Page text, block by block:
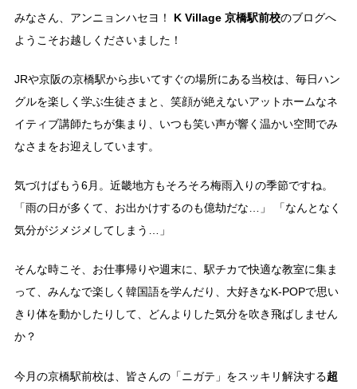
みなさん、アンニョンハセヨ！ K Village 京橋駅前校のブログへ
ようこそお越しくださいました！
JRや京阪の京橋駅から歩いてすぐの場所にある当校は、毎日ハン
グルを楽しく学ぶ生徒さまと、笑顔が絶えないアットホームなネ
イティブ講師たちが集まり、いつも笑い声が響く温かい空間でみ
なさまをお迎えしています。
気づけばもう6月。近畿地方もそろそろ梅雨入りの季節ですね。
「雨の日が多くて、お出かけするのも億劫だな…」 「なんとなく
気分がジメジメしてしまう…」
そんな時こそ、お仕事帰りや週末に、駅チカで快適な教室に集ま
って、みんなで楽しく韓国語を学んだり、大好きなK-POPで思い
きり体を動かしたりして、どんよりした気分を吹き飛ばしません
か？
今月の京橋駅前校は、皆さんの「ニガテ」をスッキリ解決する超